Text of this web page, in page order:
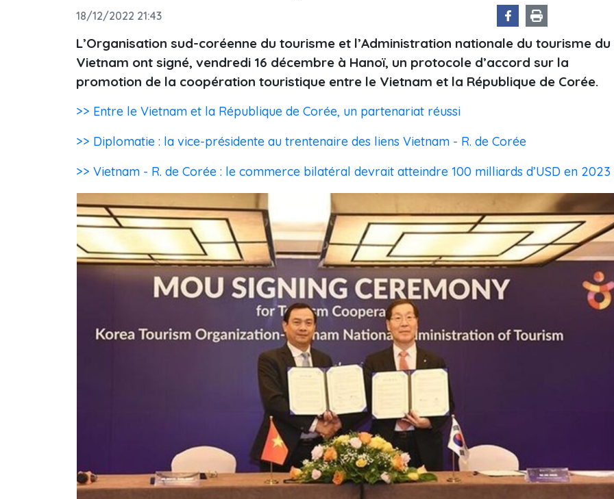
18/12/2022 21:43
L’Organisation sud-coréenne du tourisme et l’Administration nationale du tourisme du
Vietnam ont signé, vendredi 16 décembre à Hanoï, un protocole d’accord sur la
promotion de la coopération touristique entre le Vietnam et la République de Corée.
>> Entre le Vietnam et la République de Corée, un partenariat réussi
>> Diplomatie : la vice-présidente au trentenaire des liens Vietnam - R. de Corée
>> Vietnam - R. de Corée : le commerce bilatéral devrait atteindre 100 milliards d’USD en 2023